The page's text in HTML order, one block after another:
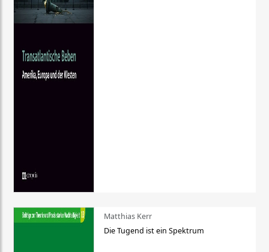
Matthias Kerr
Die Tugend ist ein Spektrum